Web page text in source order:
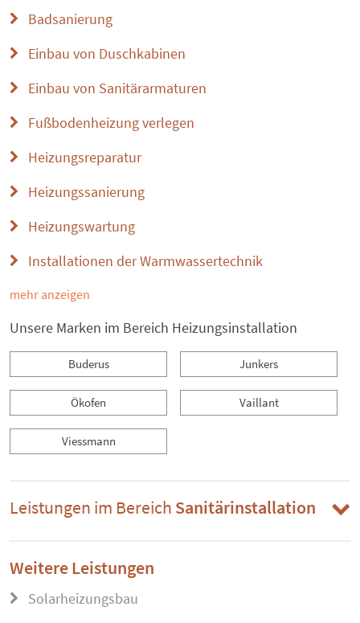
Badsanierung
Einbau von Duschkabinen
Einbau von Sanitärarmaturen
Fußbodenheizung verlegen
Heizungsreparatur
Heizungssanierung
Heizungswartung
Installationen der Warmwassertechnik
mehr anzeigen
Unsere Marken im Bereich Heizungsinstallation
Buderus Junkers
Ökofen Vaillant
Viessmann
Leistungen im Bereich Sanitärinstallation
Weitere Leistungen
Solarheizungsbau